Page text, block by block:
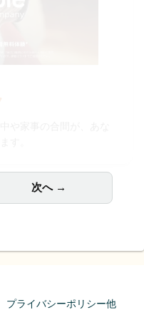
次へ →
プライバシーポリシー他